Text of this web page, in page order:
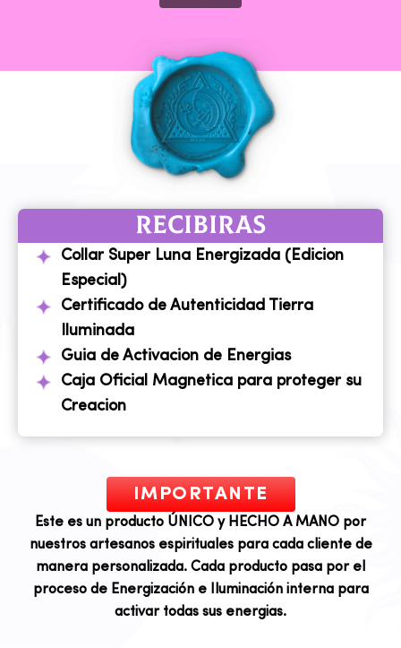
RECIBIRAS
Collar Super Luna Energizada (Edicion
Especial)
Certificado de Autenticidad Tierra
Iluminada
Guia de Activacion de Energias
Caja Oficial Magnetica para proteger su
Creacion
IMPORTANTE
Este es un producto ÚNICO y HECHO A MANO por
nuestros artesanos espirituales para cada cliente de
manera personalizada. Cada producto pasa por el
proceso de Energización e Iluminación interna para
activar todas sus energias.